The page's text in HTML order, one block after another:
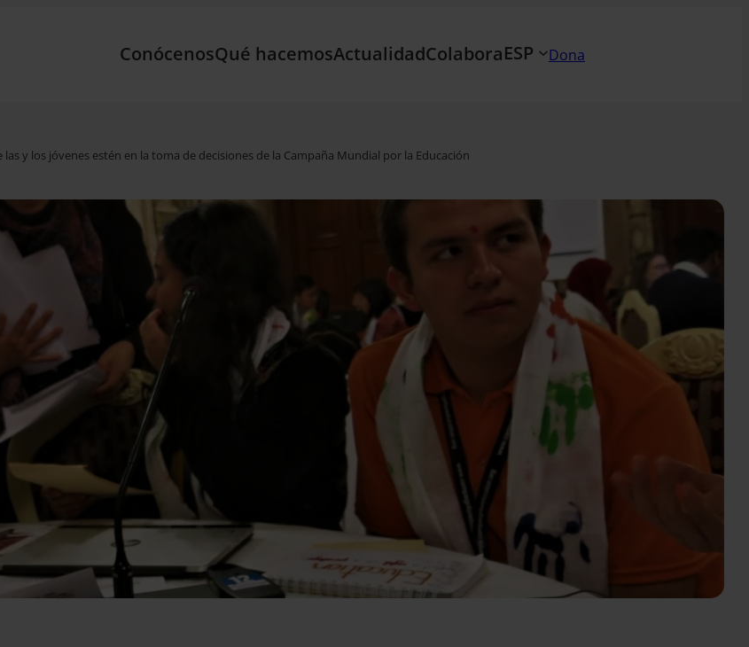
ConócenosQué hacemosActualidadColaboraESP Dona
y los jóvenes estén en la toma de decisiones de la Campaña Mundial por la Educación